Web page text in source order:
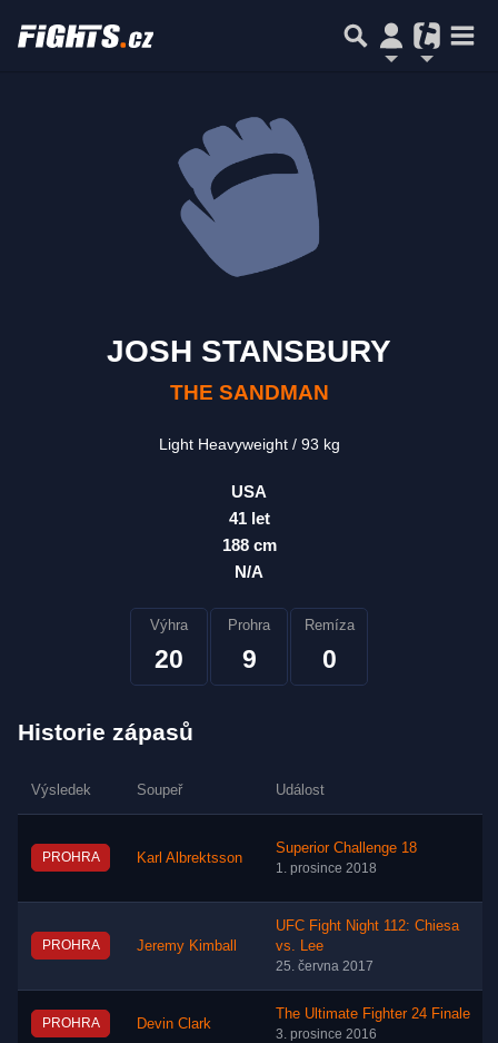
JOSH STANSBURY
THE SANDMAN
Light Heavyweight 93 kg
USA
41 let
188 cm
N/A
Výhra
20
Prohra
9
Remíza
0
Historie zápasů
Výsledek Soupeř Událost
PROHRA Karl Albrektsson
Superior Challenge 18
1. prosince 2018
PROHRA Jeremy Kimball
UFC Fight Night 112: Chiesa
vs. Lee
25. června 2017
PROHRA Devin Clark
The Ultimate Fighter 24 Finale
3. prosince 2016